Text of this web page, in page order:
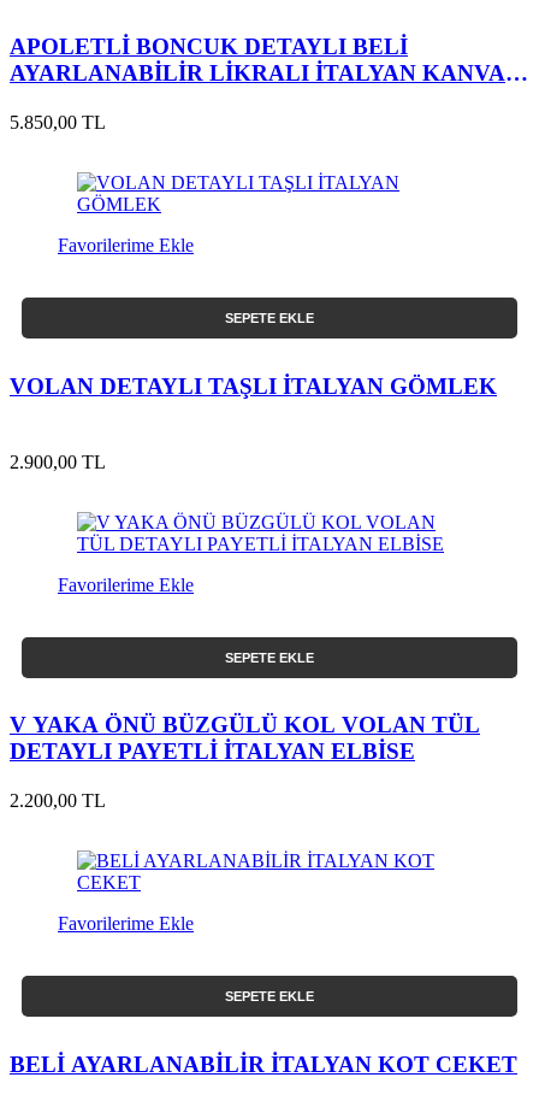
APOLETLİ BONCUK DETAYLI BELİ
AYARLANABİLİR LİKRALI İTALYAN KANVAS
5.850,00 TL
Favorilerime Ekle
SEPETE EKLE
VOLAN DETAYLI TAŞLI İTALYAN GÖMLEK
2.900,00 TL
Favorilerime Ekle
SEPETE EKLE
V YAKA ÖNÜ BÜZGÜLÜ KOL VOLAN TÜL
DETAYLI PAYETLİ İTALYAN ELBİSE
2.200,00 TL
Favorilerime Ekle
SEPETE EKLE
BELİ AYARLANABİLİR İTALYAN KOT CEKET